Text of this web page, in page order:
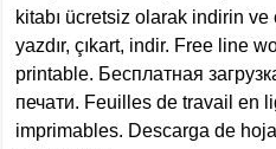
kitabı ücretsiz olarak indirin ve
yazdır, çıkart, indir. Free line
printable. Бесплатная
печати. Feuilles de travail en
imprimables. Descarga de